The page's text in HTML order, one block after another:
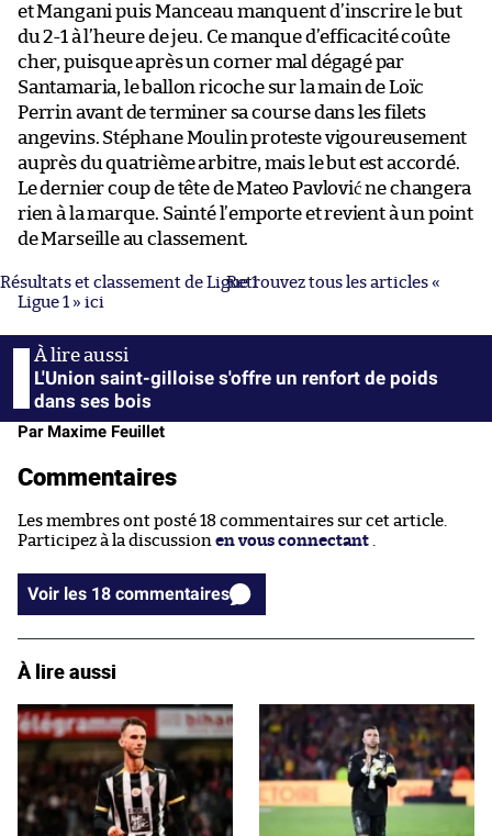
et Mangani puis Manceau manquent d’inscrire le but
du 2-1 à l’heure de jeu. Ce manque d’efficacité coûte
cher, puisque après un corner mal dégagé par
Santamaria, le ballon ricoche sur la main de Loïc
Perrin avant de terminer sa course dans les filets
angevins. Stéphane Moulin proteste vigoureusement
auprès du quatrième arbitre, mais le but est accordé.
Le dernier coup de tête de Mateo Pavlović ne changera
rien à la marque. Sainté l’emporte et revient à un point
de Marseille au classement.
Résultats et classement de Ligue 1Retrouvez tous les articles «
Ligue 1 » ici
L'Union saint-gilloise s'offre un renfort de poids
dans ses bois
Par Maxime Feuillet
Commentaires
Les membres ont posté 18 commentaires sur cet article.
Participez à la discussion en vous connectant
Voir les 18 commentaires
À lire aussi